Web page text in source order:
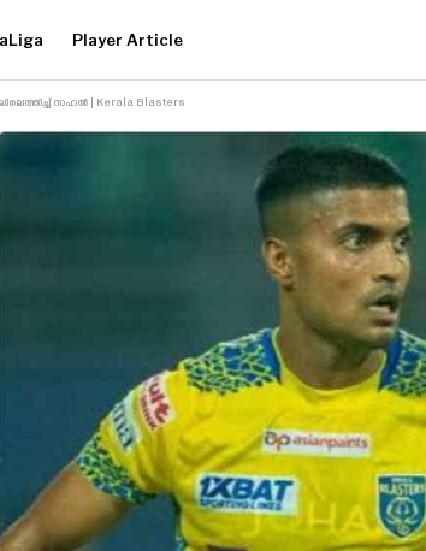
Player Article
സഹൽ | Kerala Blasters